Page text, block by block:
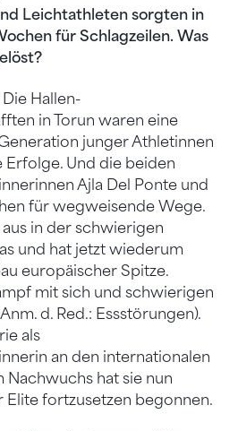
Leichtathleten sorgten in
für Schlagzeilen. Was
Die Hallen-
in Torun waren eine
junger Athletinnen
Und die beiden
Ajla Del Ponte und
für wegweisende Wege.
aus in der schwierigen
und hat jetzt wiederum
europäischer Spitze.
mit sich und schwierigen
d. Red.: Essstörungen).
als
an den internationalen
Nachwuchs hat sie nun
fortzusetzen begonnen.